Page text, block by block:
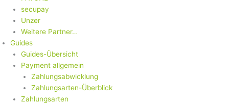
secupay
Unzer
Weitere Partner…
Guides
Guides-Übersicht
Payment allgemein
Zahlungsabwicklung
Zahlungsarten-Überblick
Zahlungsarten